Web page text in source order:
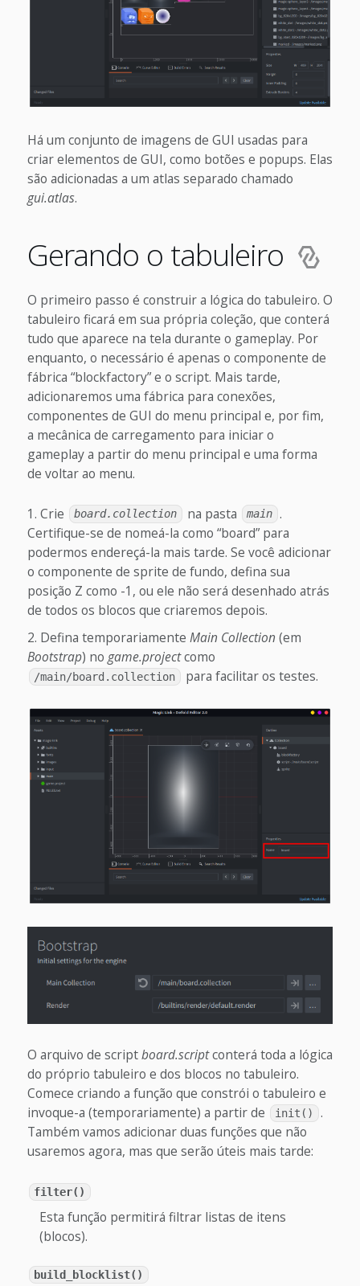
Há um conjunto de imagens de GUI usadas para
criar elementos de GUI, como botões e popups. Elas
são adicionadas a um atlas separado chamado
gui.atlas.
Gerando o tabuleiro
O primeiro passo é construir a lógica do tabuleiro. O
tabuleiro ficará em sua própria coleção, que conterá
tudo que aparece na tela durante o gameplay. Por
enquanto, o necessário é apenas o componente de
fábrica “blockfactory” e o script. Mais tarde,
adicionaremos uma fábrica para conexões,
componentes de GUI do menu principal e, por fim,
a mecânica de carregamento para iniciar o
gameplay a partir do menu principal e uma forma
de voltar ao menu.
Crie board.collection na pasta main .
Certifique-se de nomeá-la como “board” para
podermos endereçá-la mais tarde. Se você adicionar
o componente de sprite de fundo, defina sua
posição Z como -1, ou ele não será desenhado atrás
de todos os blocos que criaremos depois.
Defina temporariamente Main Collection (em
Bootstrap) no game.projectcomo
/main/board.collection para facilitar os testes.
O arquivo de scriptboard.scriptconterá toda a lógica
do próprio tabuleiro e dos blocos no tabuleiro.
Comece criando a função que constrói o tabuleiro e
invoque-a (temporariamente) a partir de
init()
.
Também vamos adicionar duas funções que não
usaremos agora, mas que serão úteis mais tarde:
filter()
Esta função permitirá filtrar listas de itens
(blocos).
build_blocklist()